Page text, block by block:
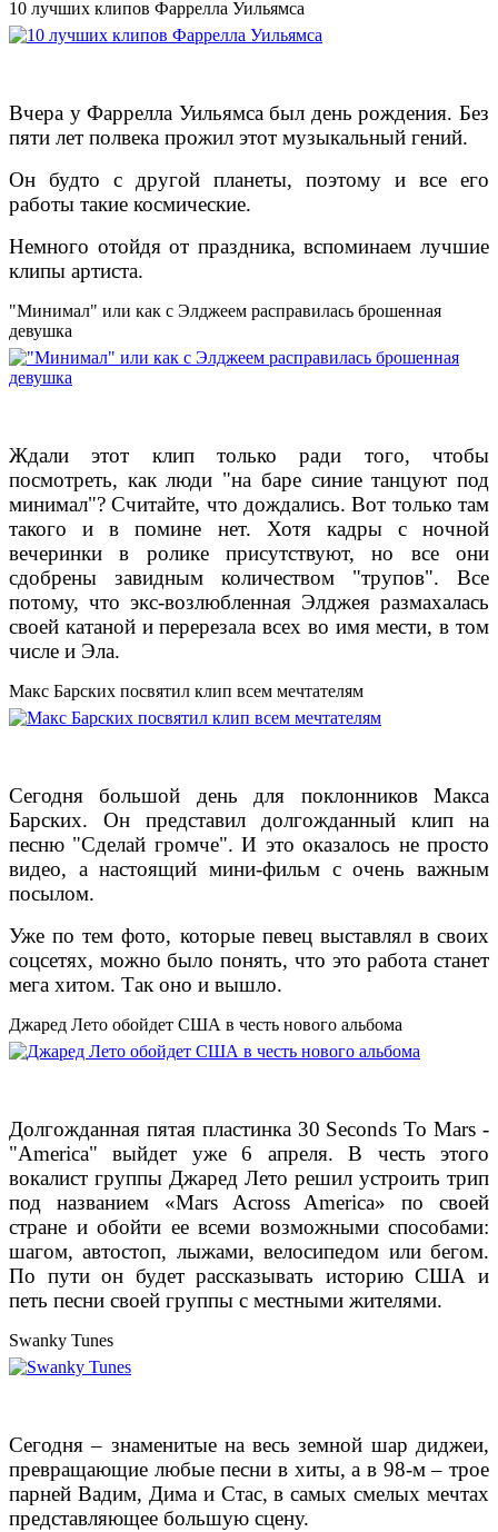
10 лучших клипов Фаррелла Уильямса
Вчера у Фаррелла Уильямса был день рождения. Без
пяти лет полвека прожил этот музыкальный гений.
Он будто с другой планеты, поэтому и все его
работы такие космические.
Немного отойдя от праздника, вспоминаем лучшие
клипы артиста.
"Минимал" или как с Элджеем расправилась брошенная
девушка
Ждали этот клип только ради того, чтобы
посмотреть, как люди "на баре синие танцуют под
минимал"? Считайте, что дождались. Вот только там
такого и в помине нет. Хотя кадры с ночной
вечеринки в ролике присутствуют, но все они
сдобрены завидным количеством "трупов". Все
потому, что экс-возлюбленная Элджея размахалась
своей катаной и перерезала всех во имя мести, в том
числе и Эла.
Макс Барских посвятил клип всем мечтателям
Сегодня большой день для поклонников Макса
Барских. Он представил долгожданный клип на
песню "Сделай громче". И это оказалось не просто
видео, а настоящий мини-фильм с очень важным
посылом.
Уже по тем фото, которые певец выставлял в своих
соцсетях, можно было понять, что это работа станет
мега хитом. Так оно и вышло.
Джаред Лето обойдет США в честь нового альбома
Долгожданная пятая пластинка 30 Seconds To Mars -
"America" выйдет уже 6 апреля. В честь этого
вокалист группы Джаред Лето решил устроить трип
под названием «Mars Across America» по своей
стране и обойти ее всеми возможными способами:
шагом, автостоп, лыжами, велосипедом или бегом.
По пути он будет рассказывать историю США и
петь песни своей группы с местными жителями.
Swanky Tunes
Сегодня – знаменитые на весь земной шар диджеи,
превращающие любые песни в хиты, а в 98-м – трое
парней Вадим, Дима и Стас, в самых смелых мечтах
представляющее большую сцену.